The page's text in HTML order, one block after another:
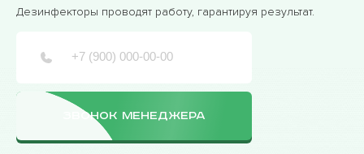
Дезинфекторы проводят работу, гарантируя результат.
ЗВОНОК МЕНЕДЖЕРА